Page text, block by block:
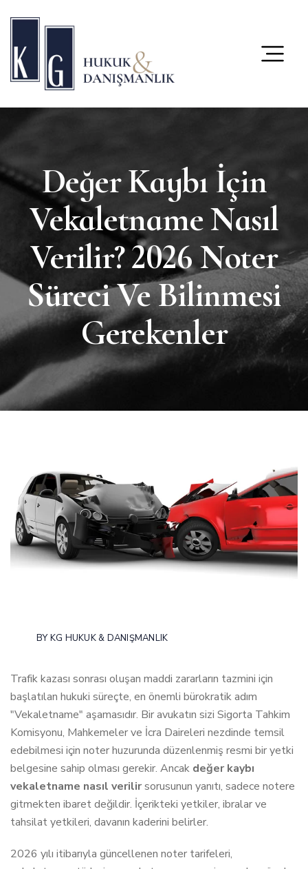
Değer Kaybı İçin
Vekaletname Nasıl
Verilir? 2026 Noter
Süreci Ve Bilinmesi
Gerekenler
BYKG HUKUK & DANIŞMANLIK
Trafik kazası sonrası oluşan maddi zararların tazmini için
başlatılan hukuki süreçte, en önemli bürokratik adım
"Vekaletname" aşamasıdır. Bir avukatın sizi Sigorta Tahkim
Komisyonu, Mahkemeler ve İcra Daireleri nezdinde temsil
edebilmesi için noter huzurunda düzenlenmiş resmi bir yetki
belgesine sahip olması gerekir. Ancak değer kaybı
vekaletname nasıl verilirsorusunun yanıtı, sadece notere
gitmekten ibaret değildir. İçerikteki yetkiler, ibralar ve
tahsilat yetkileri, davanın kaderini belirler.
2026 yılı itibarıyla güncellenen noter tarifeleri,